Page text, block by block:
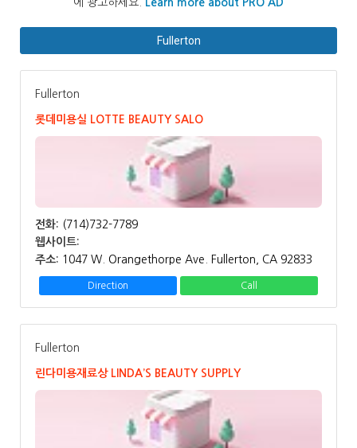
에 광고하세요.
Learn more about PRO AD
Fullerton
Fullerton
롯데미용실 LOTTE BEAUTY SALO
전화: (714)732-7789
웹사이트:
주소: 1047 W. Orangethorpe Ave. Fullerton, CA 92833
Direction Call
Fullerton
린다미용재료상 LINDA’S BEAUTY SUPPLY